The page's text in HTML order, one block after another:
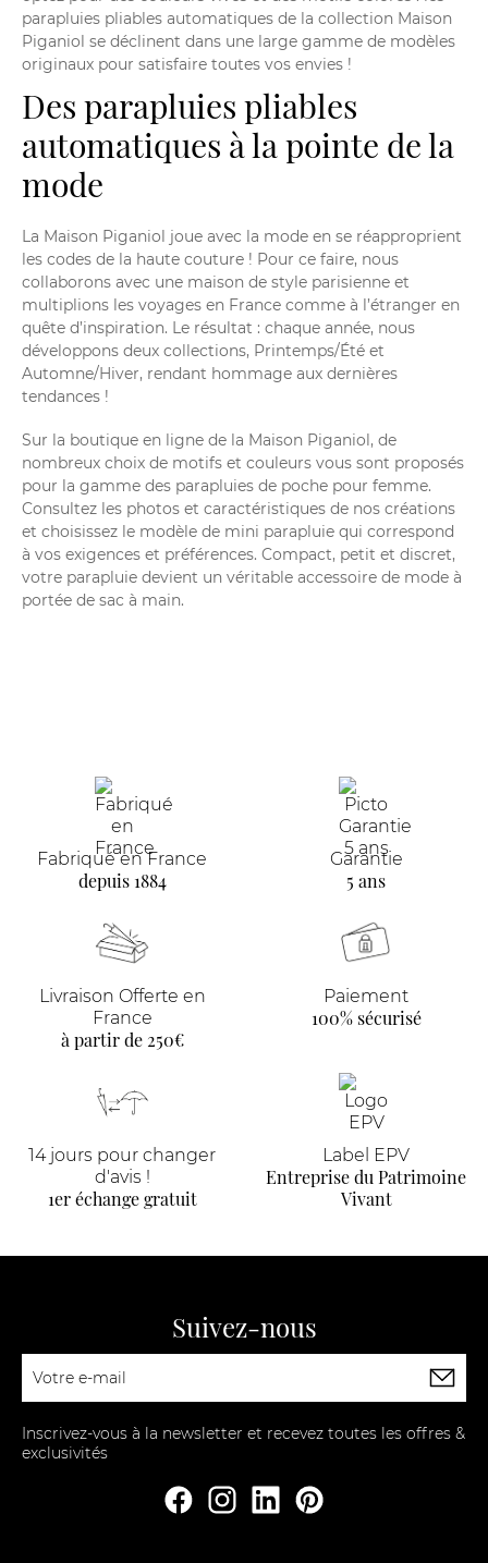
parapluies pliables automatiques de la collection Maison
Piganiol se déclinent dans une large gamme de modèles
originaux pour satisfaire toutes vos envies !
Des parapluies pliables
automatiques à la pointe de la
mode
La Maison Piganiol joue avec la mode en se réapproprient
les codes de la haute couture ! Pour ce faire, nous
collaborons avec une maison de style parisienne et
multiplions les voyages en France comme à l’étranger en
quête d’inspiration. Le résultat : chaque année, nous
développons deux collections, Printemps/Été et
Automne/Hiver, rendant hommage aux dernières
tendances !
Sur la boutique en ligne de la Maison Piganiol, de
nombreux choix de motifs et couleurs vous sont proposés
pour la gamme des parapluies de poche pour femme.
Consultez les photos et caractéristiques de nos créations
et choisissez le modèle de mini parapluie qui correspond
à vos exigences et préférences. Compact, petit et discret,
votre parapluie devient un véritable accessoire de mode à
portée de sac à main.
Fabriqué en France
depuis 1884
Garantie
5 ans
Livraison Offerte en
France
à partir de 250€
Paiement
100% sécurisé
14 jours pour changer
d'avis !
1er échange gratuit
Label EPV
Entreprise du Patrimoine
Vivant
Suivez-nous
Inscrivez-vous à la newsletter et recevez toutes les offres &
exclusivités